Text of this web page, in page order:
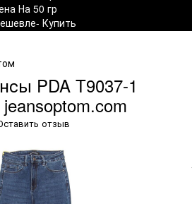
PDA T9037-1
отзыв